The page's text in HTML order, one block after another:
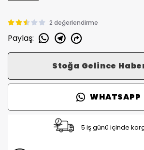
2 değerlendirme
Paylaş:
Stoğa Gelince
WHATSAPP
5 iş günü içinde